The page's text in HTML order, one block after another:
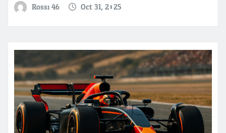
Rossi 46 Oct 31, 2025